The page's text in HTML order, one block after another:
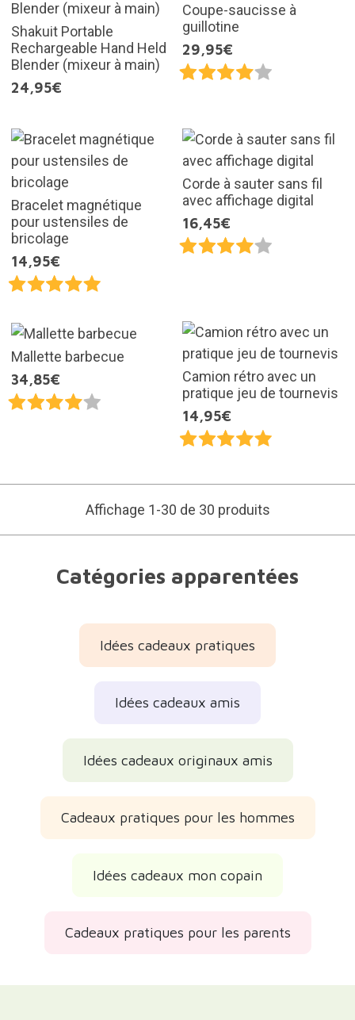
Shakuit Portable
Rechargeable Hand Held
Blender (mixeur à main)
24,95€
Coupe-saucisse à
guillotine
29,95€
Bracelet magnétique
pour ustensiles de
bricolage
14,95€
Corde à sauter sans fil
avec affichage digital
16,45€
Mallette barbecue
34,85€
Camion rétro avec un
pratique jeu de tournevis
14,95€
Affichage 1-30 de 30 produits
Catégories apparentées
Idées cadeaux pratiques
Idées cadeaux amis
Idées cadeaux originaux amis
Cadeaux pratiques pour les hommes
Idées cadeaux mon copain
Cadeaux pratiques pour les parents